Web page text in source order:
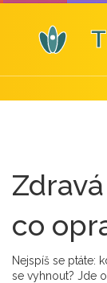
co
Nejspíš se ptáte:
se vyhnout? Jde